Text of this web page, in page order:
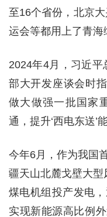
至16个省份，北京
运会等都用上了青海
2024年4月，习近
部大开发座谈会时
做大做强一批国家
通，提升‘西电东送’能
今年6月，作为我国
疆天山北麓戈壁大
煤电机组投产发电，
实现新能源高比例